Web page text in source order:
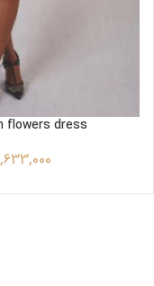
flowers dress